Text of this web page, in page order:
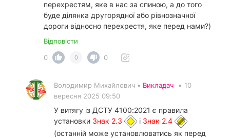
перехрестям, яке в нас за спиною, а до того
буде ділянка другорядної або рівнозначної
дороги відносно перехрестя, яке перед нами?)
Відповісти
0
0 0
Володимир Михайлович • Викладач • 10
вересня 2025 09:50
У витягу із ДСТУ 4100:2021 є правила
установки Знак 2.3 і Знак 2.4
(останній може установлюватись як перед